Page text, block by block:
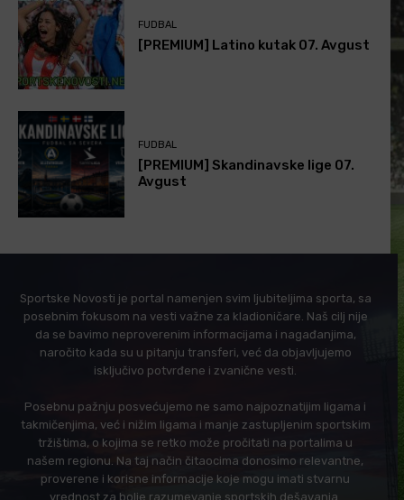
FUDBAL
[PREMIUM] Latino kutak 07. Avgust
FUDBAL
[PREMIUM] Skandinavske lige 07.
Avgust
Sportske Novosti je portal namenjen svim ljubiteljima sporta, sa
posebnim fokusom na vesti važne za kladioničare. Naš cilj nije
da se bavimo neproverenim informacijama i nagađanjima,
naročito kada su u pitanju transferi, već da objavljujemo
isključivo potvrđene i zvanične vesti.
Posebnu pažnju posvećujemo ne samo najpoznatijim ligama i
takmičenjima, već i nižim ligama i manje zastupljenim sportskim
tržištima, o kojima se retko može pročitati na portalima u
našem regionu. Na taj način čitaocima donosimo relevantne,
proverene i korisne informacije koje mogu imati stvarnu
vrednost za bolje razumevanje sportskih dešavanja.